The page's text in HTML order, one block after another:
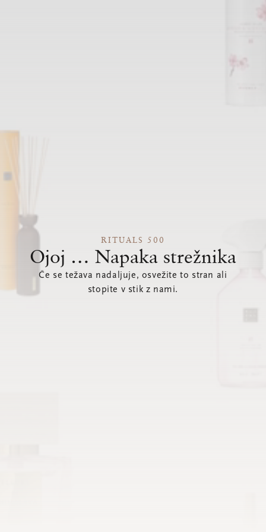
RITUALS 500
Ojoj … Napaka strežnika
Če se težava nadaljuje, osvežite to stran ali
stopite v stik z nami.